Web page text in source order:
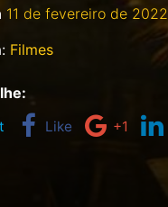
11 de fevereiro de 2022
Filmes
Like +1